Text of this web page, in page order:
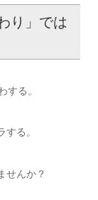
り」では
する。
る。
せんか？